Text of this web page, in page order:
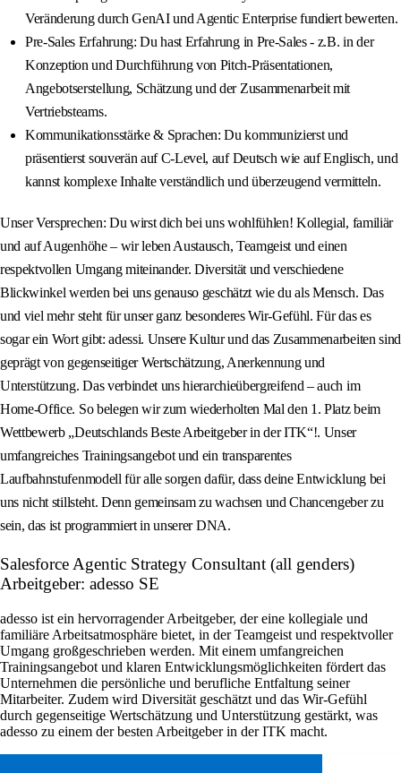
Veränderung durch GenAI und Agentic Enterprise fundiert bewerten.
Pre-Sales Erfahrung: Du hast Erfahrung in Pre-Sales - z.B. in der
Konzeption und Durchführung von Pitch-Präsentationen,
Angebotserstellung, Schätzung und der Zusammenarbeit mit
Vertriebsteams.
Kommunikationsstärke & Sprachen: Du kommunizierst und
präsentierst souverän auf C-Level, auf Deutsch wie auf Englisch, und
kannst komplexe Inhalte verständlich und überzeugend vermitteln.
Unser Versprechen: Du wirst dich bei uns wohlfühlen! Kollegial, familiär
und auf Augenhöhe – wir leben Austausch, Teamgeist und einen
respektvollen Umgang miteinander. Diversität und verschiedene
Blickwinkel werden bei uns genauso geschätzt wie du als Mensch. Das
und viel mehr steht für unser ganz besonderes Wir-Gefühl. Für das es
sogar ein Wort gibt: adessi. Unsere Kultur und das Zusammenarbeiten sind
geprägt von gegenseitiger Wertschätzung, Anerkennung und
Unterstützung. Das verbindet uns hierarchieübergreifend – auch im
Home-Office. So belegen wir zum wiederholten Mal den 1. Platz beim
Wettbewerb „Deutschlands Beste Arbeitgeber in der ITK“!. Unser
umfangreiches Trainingsangebot und ein transparentes
Laufbahnstufenmodell für alle sorgen dafür, dass deine Entwicklung bei
uns nicht stillsteht. Denn gemeinsam zu wachsen und Chancengeber zu
sein, das ist programmiert in unserer DNA.
Salesforce Agentic Strategy Consultant (all genders)
Arbeitgeber: adesso SE
adesso ist ein hervorragender Arbeitgeber, der eine kollegiale und
familiäre Arbeitsatmosphäre bietet, in der Teamgeist und respektvoller
Umgang großgeschrieben werden. Mit einem umfangreichen
Trainingsangebot und klaren Entwicklungsmöglichkeiten fördert das
Unternehmen die persönliche und berufliche Entfaltung seiner
Mitarbeiter. Zudem wird Diversität geschätzt und das Wir-Gefühl
durch gegenseitige Wertschätzung und Unterstützung gestärkt, was
adesso zu einem der besten Arbeitgeber in der ITK macht.